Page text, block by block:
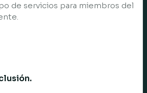
de servicios para miembros del